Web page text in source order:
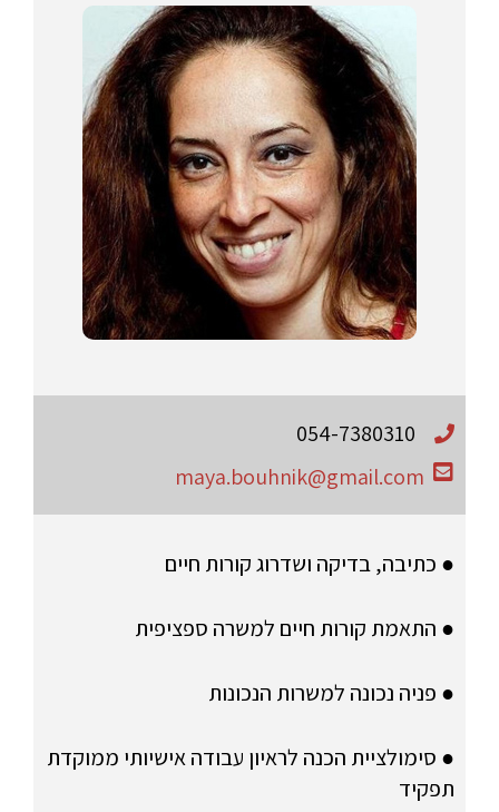
054-7380310
maya.bouhnik@gmail.com
● כתיבה, בדיקה ושדרוג קורות חיים
● התאמת קורות חיים למשרה ספציפית
● פניה נכונה למשרות הנכונות
● סימולציית הכנה לראיון עבודה אישיותי ממוקדת
תפקיד